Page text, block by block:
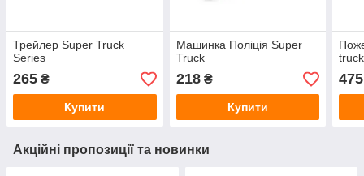
Трейлер Super Truck
Series
265 ₴
Купити
Машинка Поліція Super
Truck
218₴
Купити
475
Акційні пропозиції та новинки